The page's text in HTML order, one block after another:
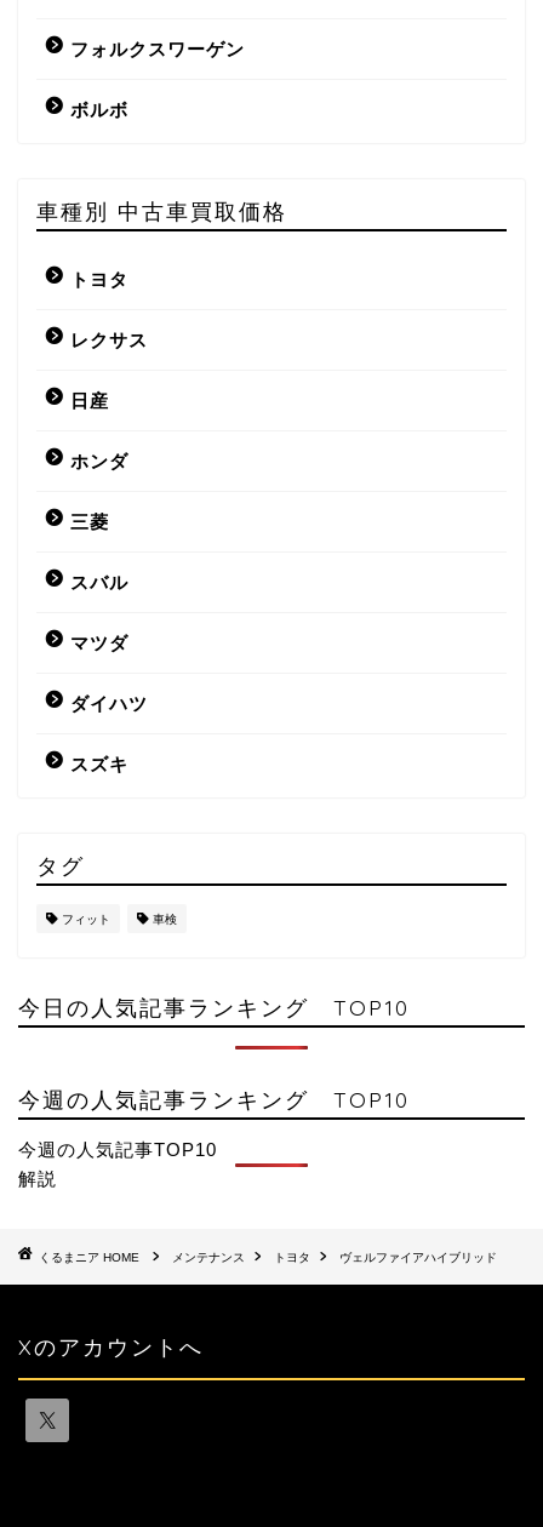
フォルクスワーゲン
ボルボ
車種別 中古車買取価格
トヨタ
レクサス
日産
ホンダ
三菱
スバル
マツダ
ダイハツ
スズキ
タグ
フィット 車検
今日の人気記事ランキング TOP10
今週の人気記事ランキング TOP10
今週の人気記事TOP10
解説
HOME メンテナンス トヨタ ヴェルファイアハイブリッド
Xのアカウントへ